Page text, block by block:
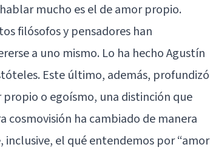
mucho es el de amor propio.
filósofos y pensadores han
a uno mismo. Lo ha hecho Agustín
Este último, además, profundizó
propio o egoísmo, una distinción que
cosmovisión ha cambiado de manera
el qué entendemos por “amor